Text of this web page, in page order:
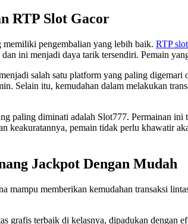
RTP Slot Gacor
memiliki pengembalian yang lebih baik. RTP slot
ini menjadi daya tarik tersendiri. Pemain
salah satu platform yang paling
Selain itu, kemudahan dalam melakukan
paling diminati adalah Slot777. Permainan
keakuratannya, pemain tidak perlu khawatir
Jackpot Dengan Mudah
mampu memberikan kemudahan transaksi
grafis terbaik di kelasnya, dipadukan dengan